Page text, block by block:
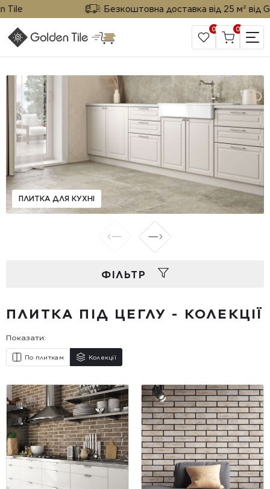
Безкоштовна доставка від 25 м² від
САЙТ КОМПАНІЇ
0 0
ПЛИТКА ДЛЯ КУХНІ
ФIЛЬТР
ПЛИТКА ПІД ЦЕГЛУ - КОЛЕКЦІЇ
Показати:
По плиткам Колекції